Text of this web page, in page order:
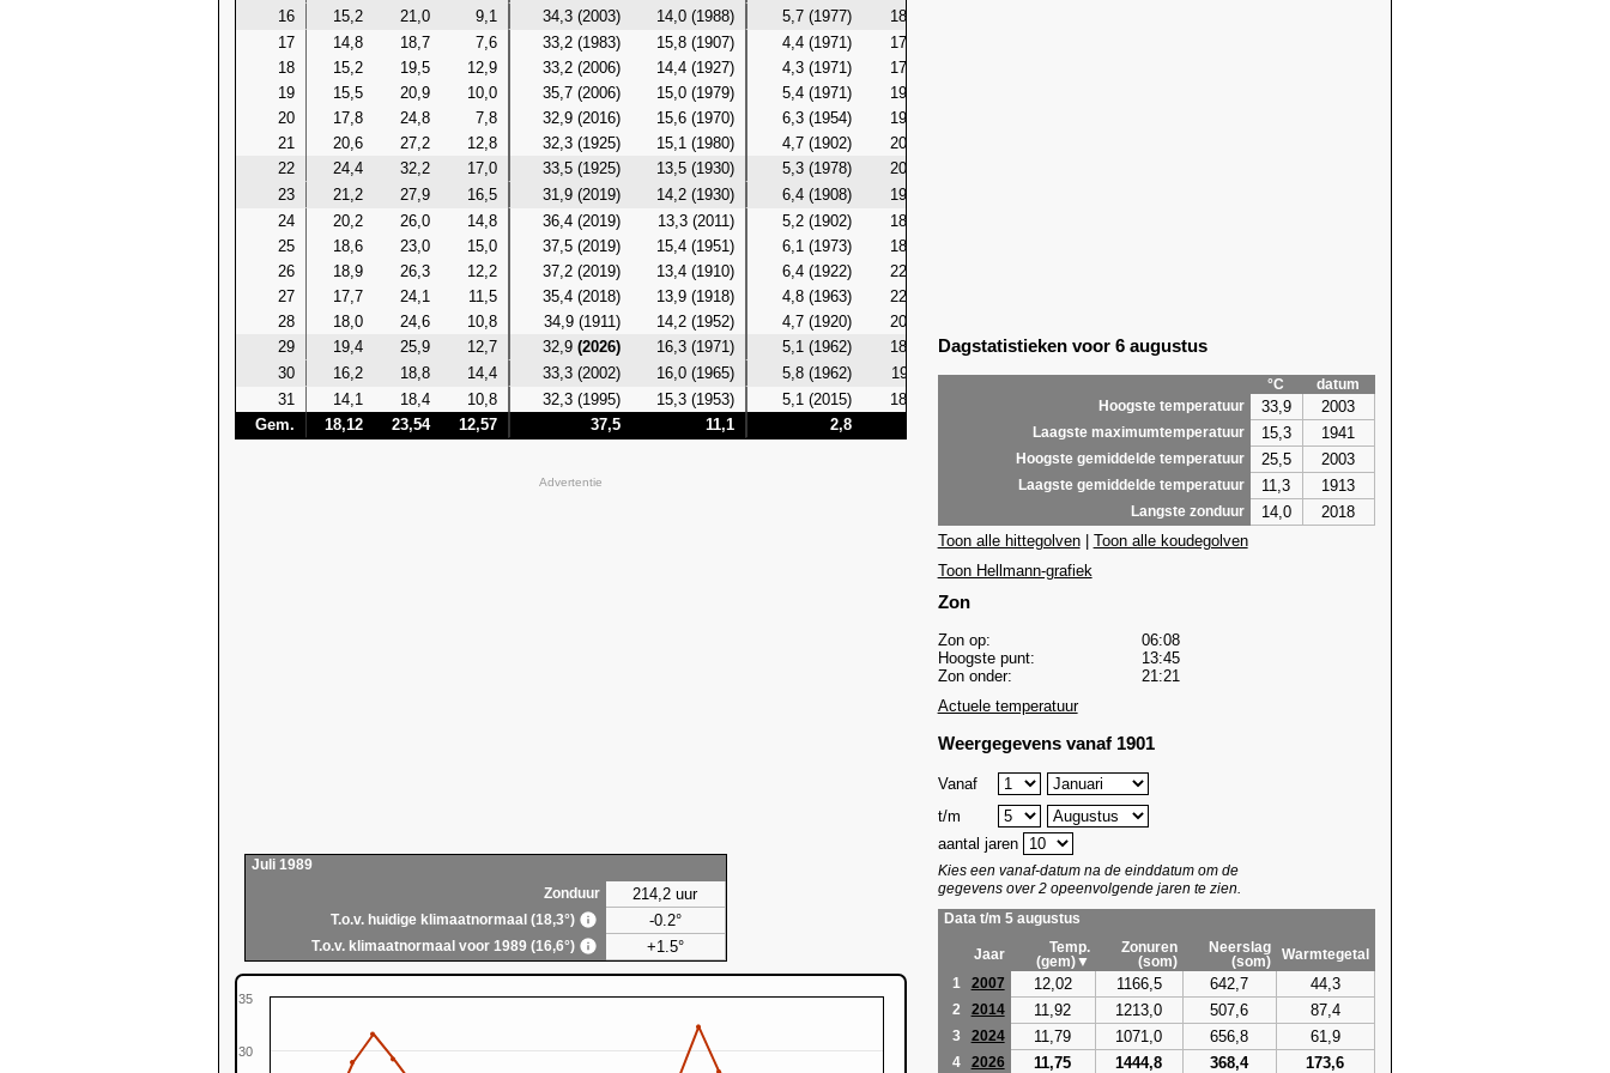
16
15,2 21,0 9,1 34,3 (2003) 14,0 (1988) 5,7 (1977) 18,9 (2003)
17
14,8 18,7 7,6 33,2 (1983) 15,8 (1907) 4,4 (1971) 17,8 (1976)
18
15,2 19,5 12,9 33,2 (2006) 14,4 (1927) 4,3 (1971) 17,8 (1921)
19
15,5 20,9 10,0 35,7 (2006) 15,0 (1979) 5,4 (1971) 19,6 (1972)
20
17,8 24,8 7,8 32,9 (2016) 15,6 (1970) 6,3 (1954) 19,6 (2006)
21
20,6 27,2 12,8 32,3 (1925) 15,1 (1980) 4,7 (1902) 20,0 (1972)
22
24,4 32,2 17,0 33,5 (1925) 13,5 (1930) 5,3 (1978) 20,4 (1925)
23
21,2 27,9 16,5 31,9 (2019) 14,2 (1930) 6,4 (1908) 19,1 (2014)
24
20,2 26,0 14,8 36,4 (2019) 13,3 (2011) 5,2 (1902) 18,7 (1969)
25
18,6 23,0 15,0 37,5 (2019) 15,4 (1951) 6,1 (1973) 18,7 (1994)
26
18,9 26,3 12,2 37,2 (2019) 13,4 (1910) 6,4 (1922) 22,3 (2019)
27
17,7 24,1 11,5 35,4 (2018) 13,9 (1918) 4,8 (1963) 22,4 (2018)
28
18,0 24,6 10,8 34,9 (1911) 14,2 (1952) 4,7 (1920) 20,1 (2008)
29
19,4 25,9 12,7 32,9 (2026) 16,3 (1971) 5,1 (1962) 18,4 (1948) 12,9 (1962)
25,3 (1911)
30
16,2 18,8 14,4 33,3 (2002) 16,0 (1965) 5,8 (1962) 19,4 (1911) 12,6 (1935)
25,2 (1948)
31
14,1 18,4 10,8 32,3 (1995) 15,3 (1953) 5,1 (2015) 18,3 (1982)
25,6 (1995)
Gem.
18,12 23,54 12,57 37,5 11,1 2,8 10,5
Advertentie
Juli 1989
Zonduur
214,2 uur
T.o.v. huidige klimaatnormaal (18,3°) -0.2°
T.o.v. klimaatnormaal voor 1989 (16,6°) +1.5°
30
35
Dagstatistieken voor 6 augustus
°C
datum
Hoogste temperatuur
33,9 2003
Laagste maximumtemperatuur 15,3 1941
Hoogste gemiddelde temperatuur 25,5 2003
Laagste gemiddelde temperatuur 11,3 1913
Langste zonduur 14,0
2018
Toon alle hittegolven| Toon alle koudegolven
Toon Hellmann-grafiek
Zon
Zon op:
06:08
Hoogste punt:
13:45
Zon onder:
21:21
Actuele temperatuur
Weergegevens vanaf 1901
Vanaf
t/m
aantal jaren
Kies een vanaf-datum na de einddatum om de
gegevens over 2 opeenvolgende jaren te zien.
Data t/m 5 augustus
Jaar
Temp.
(gem)▼
Zonuren
(som)
Neerslag
(som)
Warmtegetal
1
2007 12,02 1166,5 642,7 44,3
2 2014 11,92 1213,0 507,6 87,4
3 2024 11,79 1071,0 656,8 61,9
4 2026 11,75 1444,8 368,4 173,6